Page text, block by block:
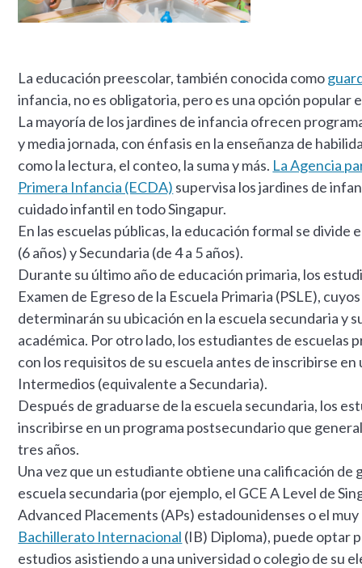
La educación preescolar, también conocida como
infancia, no es obligatoria, pero es una opción popular
La mayoría de los jardines de infancia ofrecen
y media jornada, con énfasis en la enseñanza de
como la lectura, el conteo, la suma y más. La Agencia
Primera Infancia (ECDA) supervisa los jardines de
cuidado infantil en todo Singapur.
En las escuelas públicas, la educación formal se divide
(6 años) y Secundaria (de 4 a 5 años).
Durante su último año de educación primaria, los
Examen de Egreso de la Escuela Primaria (PSLE),
determinarán su ubicación en la escuela secundaria y
académica. Por otro lado, los estudiantes de escuelas
con los requisitos de su escuela antes de inscribirse
Intermedios (equivalente a Secundaria).
Después de graduarse de la escuela secundaria, los
inscribirse en un programa postsecundario que
tres años.
Una vez que un estudiante obtiene una calificación de
escuela secundaria (por ejemplo, el GCE A Level de
Advanced Placements (APs) estadounidenses o el
Bachillerato Internacional (IB) Diploma), puede optar
estudios asistiendo a una universidad o colegio de su